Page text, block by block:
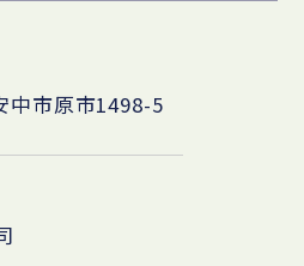
市原市1498-5